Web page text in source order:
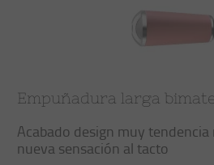
Empuñadura larga
Acabado design muy
nueva sensación al tacto